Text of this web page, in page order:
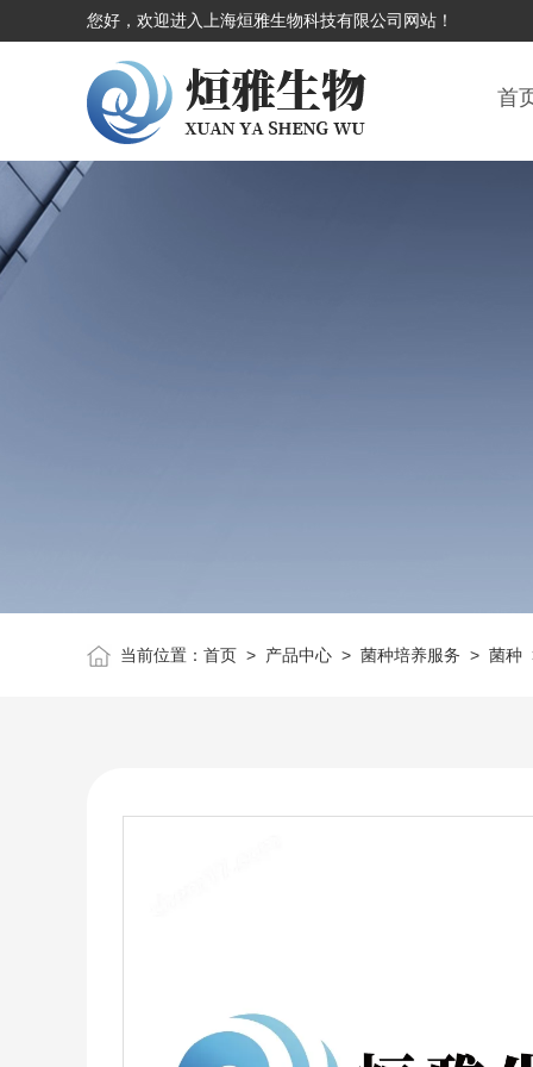
您好，欢迎进入上海烜雅生物科技有限公司网站！
首
当前位置： 首页> 产品中心> 菌种培养服务 > 菌种